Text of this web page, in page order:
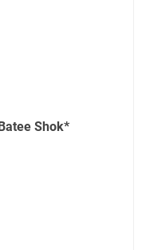
Shok*